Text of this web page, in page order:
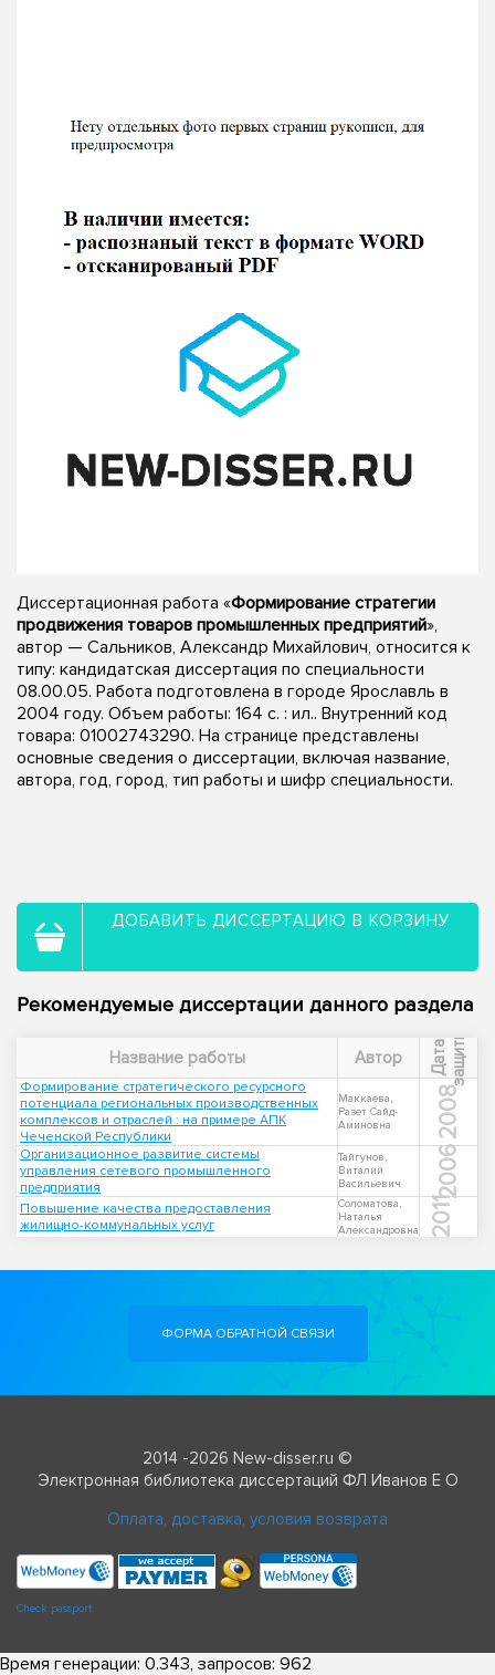
Диссертационная работа «Формирование стратегии
продвижения товаров промышленных предприятий»,
автор — Сальников, Александр Михайлович, относится к
типу: кандидатская диссертация по специальности
08.00.05. Работа подготовлена в городе Ярославль в
2004 году. Объем работы: 164 с. : ил.. Внутренний код
товара: 01002743290. На странице представлены
основные сведения о диссертации, включая название,
автора, год, город, тип работы и шифр специальности.
ДОБАВИТЬ ДИССЕРТАЦИЮ В КОРЗИНУ
Рекомендуемые диссертации данного раздела
Название работы Автор Д
а
т
а
з
а
щ
и
т ы
Формирование стратегического ресурсного
потенциала региональных производственных
комплексов и отраслей : на примере АПК
Чеченской Республики
Маккаева,
Разет Сайд-
Аминовна
2008
Организационное развитие системы
управления сетевого промышленного
предприятия
Тайгунов,
Виталий
Васильевич
2006
Повышение качества предоставления
жилищно-коммунальных услуг
Соломатова,
Наталья
Александровна
2011
ФОРМА ОБРАТНОЙ СВЯЗИ
2014 -2026 New-disser.ru ©
Электронная библиотека диссертаций ФЛ Иванов Е О
Оплата, доставка, условия возврата
Check passport
Время генерации: 0.343, запросов: 962